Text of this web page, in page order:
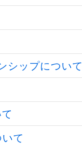
シップについ
て